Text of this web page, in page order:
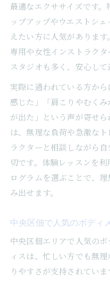
最適なエクササイズです
ップアップやウエストシ
えたい方に人気がありま
専用や女性インストラク
スタジオも多く、安心して
実際に通われている方か
感じた」「肩こりやむく
が出た」という声が寄せ
は、無理な負荷や急激な
ラクターと相談しながら
切です。体験レッスンを
ログラムを選ぶことで、
み出せます。
中央区佃で人気のボディ
中央区佃エリアで人気の
ィスは、忙しい方でも無
りやすさが支持されてい